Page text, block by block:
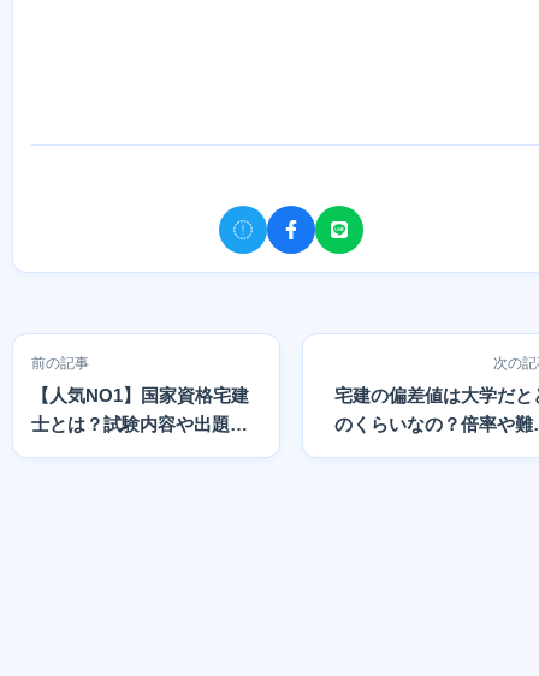
前の記事
【人気NO1】国家資格宅建
士とは？試験内容や出題科
目をわかりやすく解説
次の
宅建の偏差値は大学だと
のくらいなの？倍率や難
度も紹介